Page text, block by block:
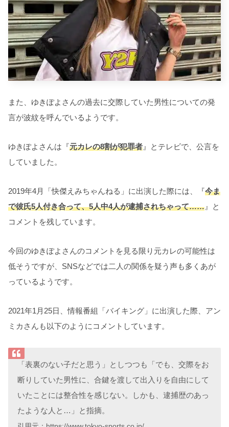
また、ゆきぽよさんの過去に交際していた男性についての発
言が波紋を呼んでいるようです。
ゆきぽよさんは『元カレの8割が犯罪者 』とテレビで、公言を
していました。
2019年4月「快傑えみちゃんねる」に出演した際には、『今ま
で彼氏5人付き合って、5人中4人が逮捕されちゃって…… 』と
コメントを残しています。
今回のゆきぽよさんのコメントを見る限り元カレの可能性は
低そうですが、SNSなどでは二人の関係を疑う声も多くあが
っているようです。
2021年1月25日、情報番組「バイキング」に出演した際、アン
ミカさんも以下のようにコメントしています。
「表裏のない子だと思う」としつつも「でも、交際をお
断りしていた男性に、合鍵を渡して出入りを自由にして
いたことには整合性を感じない。しかも、逮捕歴のあっ
たような人と…」と指摘。